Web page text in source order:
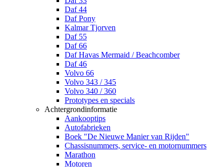
Daf 44
Daf Pony
Kalmar Tjorven
Daf 55
Daf 66
Daf Havas Mermaid / Beachcomber
Daf 46
Volvo 66
Volvo 343 / 345
Volvo 340 / 360
Prototypes en specials
Achtergrondinformatie
Aankooptips
Autofabrieken
Boek "De Nieuwe Manier van Rijden"
Chassisnummers, service- en motornummers
Marathon
Motoren